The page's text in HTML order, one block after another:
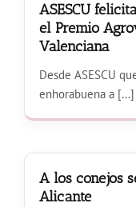
ASESCU
el Premio
Valenciana
Desde ASESCU
enhorabuena a [...]
A los conejos
Alicante